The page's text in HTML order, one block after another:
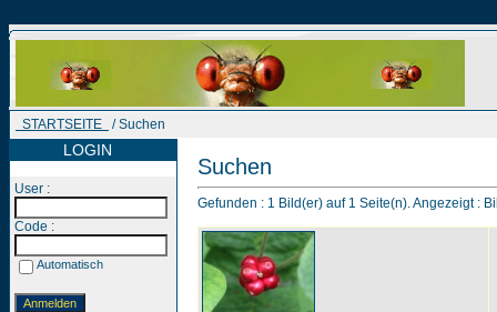
STARTSEITE / Suchen
LOGIN
User :
Code :
Automatisch
Suchen
Gefunden : 1 Bild(er) auf 1 Seite(n). Angezeigt :